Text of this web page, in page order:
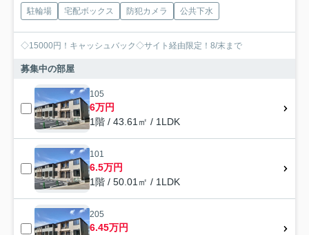
駐輪場 宅配ボックス 防犯カメラ 公共下水
◇15000円！キャッシュバック◇サイト経由限定！8/末まで
募集中の部屋
105
6万円
1階 / 43.61㎡ / 1LDK
101
6.5万円
1階 / 50.01㎡ / 1LDK
205
6.45万円